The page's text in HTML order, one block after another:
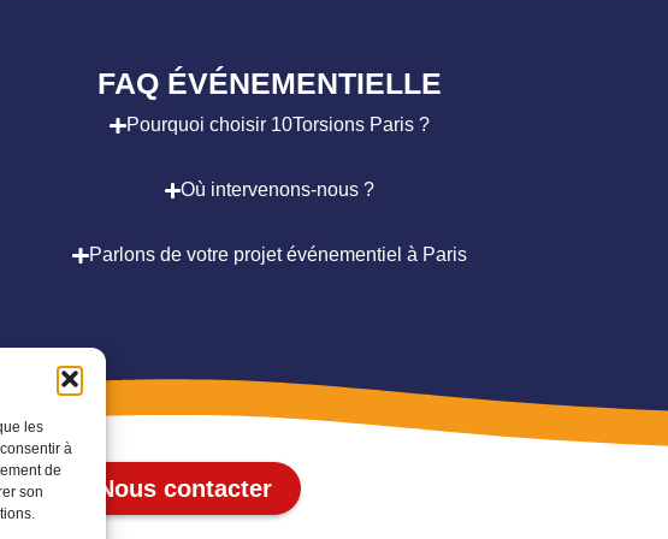
les
à
de
son
FAQ ÉVÉNEMENTIELLE
Pourquoi choisir 10Torsions Paris ?
Où intervenons-nous ?
Parlons de votre projet événementiel à Paris
Nous contacter